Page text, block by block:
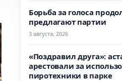
Борьба за голоса
предлагают партии
3 августа, 2026
«Поздравил друга»:
арестовали за
пиротехники в парке